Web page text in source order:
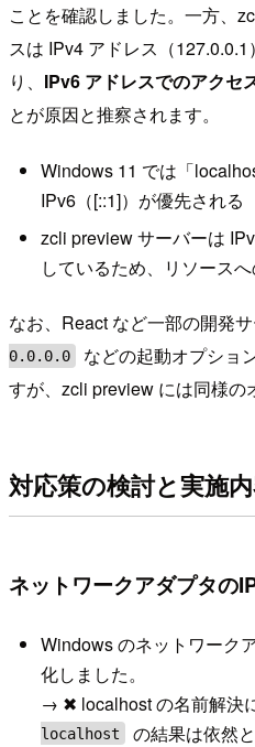
ことを確認しました。一方、
スは IPv4 アドレス（
り、 IPv6 アドレスでのアクセ
とが原因と推察されます。
Windows 11 では「
IPv6（[::1]）が優先される
zcli preview サーバーは
しているため、リソース
なお、React など一部の開発
0.0.0.0
などの起動オプショ
すが、zcli preview には同様の
対応策の検討と実施
ネットワークアダプタの
Windows のネットワーク
化しました。
→ ✖ localhost の名前解決
localhost
の結果は依然